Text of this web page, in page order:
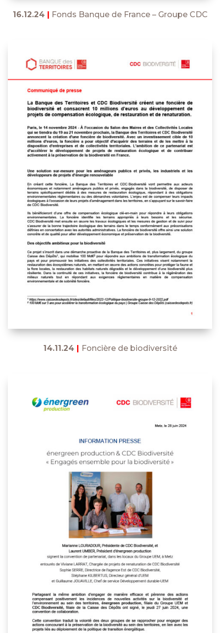
16.12.24 Fonds Banque de France – Groupe CDC
14.11.24 | Foncière de biodiversité